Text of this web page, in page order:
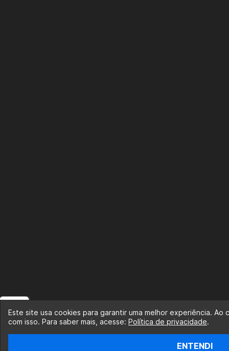
Este site usa cookies para garantir uma melhor experiência.
com isso. Para saber mais, acesse: Política de privacidade.
ENTENDI